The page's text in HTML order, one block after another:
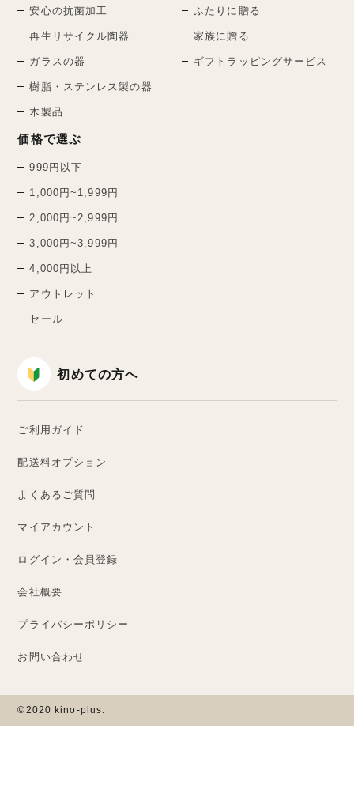
安心の抗菌加工
再生リサイクル陶器
ガラスの器
樹脂・ステンレス製の器
木製品
価格で選ぶ
999円以下
1,000円~1,999円
2,000円~2,999円
3,000円~3,999円
4,000円以上
アウトレット
セール
ふたりに贈る
家族に贈る
ギフトラッピングサービス
初めての方へ
ご利用ガイド
配送料オプション
よくあるご質問
マイアカウント
ログイン・会員登録
会社概要
プライバシーポリシー
お問い合わせ
©2020 kino-plus.